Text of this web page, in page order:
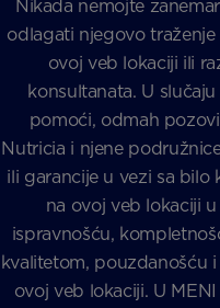
Nikada nemojte
odlagati njegovo
ovoj veb lokaciji ili
konsultanata. U
pomoći, odmah
Nutricia i njene
ili garancije u vezi sa bilo
na ovoj veb lokaciji
ispravnošću,
kvalitetom, pouzdanošću
ovoj veb lokaciji. U